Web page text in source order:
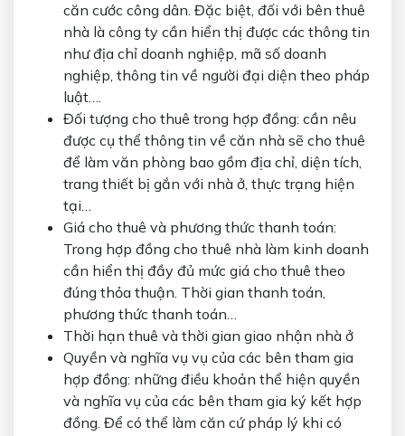
căn cước công dân. Đặc biệt, đối với bên thuê
nhà là công ty cần hiển thị được các thông tin
như địa chỉ doanh nghiệp, mã số doanh
nghiệp, thông tin về người đại diện theo pháp
luật….
Đối tượng cho thuê trong hợp đồng: cần nêu
được cụ thể thông tin về căn nhà sẽ cho thuê
để làm văn phòng bao gồm địa chỉ, diện tích,
trang thiết bị gắn với nhà ở, thực trạng hiện
tại…
Giá cho thuê và phương thức thanh toán:
Trong hợp đồng cho thuê nhà làm kinh doanh
cần hiển thị đầy đủ mức giá cho thuê theo
đúng thỏa thuận. Thời gian thanh toán,
phương thức thanh toán…
Thời hạn thuê và thời gian giao nhận nhà ở
Quyền và nghĩa vụ vụ của các bên tham gia
hợp đồng: những điều khoản thể hiện quyền
và nghĩa vụ của các bên tham gia ký kết hợp
đồng. Để có thể làm căn cứ pháp lý khi có